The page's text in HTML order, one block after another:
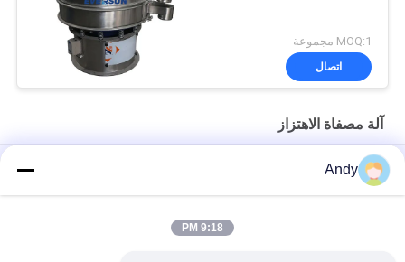
MOQ:1 مجموعة
اتصال
آلة مصفاة الاهتزاز
High-Frequency Screen for Fine Material Processing in Mining
and Building Materials
Andy
9:18 PM